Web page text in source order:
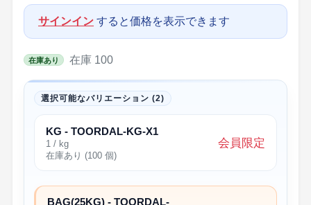
サインイン すると価格を表示できます
在庫あり 在庫 100
選択可能なバリエーション (2)
KG - TOORDAL-KG-X1
1 / kg
在庫あり (100 個)
会員限定
BAG(25KG) - TOORDAL-